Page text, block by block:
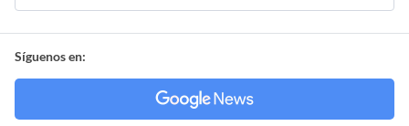
Síguenos en: